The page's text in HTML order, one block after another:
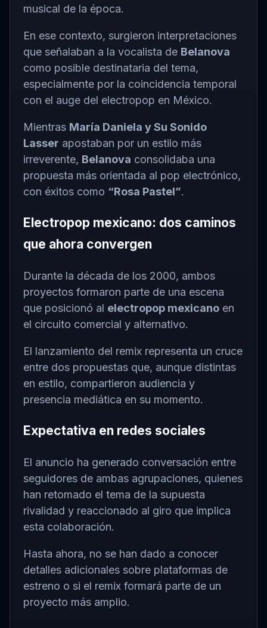
musical de la época.
En ese contexto, surgieron interpretaciones
que señalaban a la vocalista de Belanova
como posible destinataria del tema,
especialmente por la coincidencia temporal
con el auge del electropop en México.
Mientras María Daniela y Su Sonido
Lasser apostaban por un estilo más
irreverente, Belanova consolidaba una
propuesta más orientada al pop electrónico,
con éxitos como “Rosa Pastel”.
Electropop mexicano: dos caminos
que ahora convergen
Durante la década de los 2000, ambos
proyectos formaron parte de una escena
que posicionó al electropop mexicano en
el circuito comercial y alternativo.
El lanzamiento del remix representa un cruce
entre dos propuestas que, aunque distintas
en estilo, compartieron audiencia y
presencia mediática en su momento.
Expectativa en redes sociales
El anuncio ha generado conversación entre
seguidores de ambas agrupaciones, quienes
han retomado el tema de la supuesta
rivalidad y reaccionado al giro que implica
esta colaboración.
Hasta ahora, no se han dado a conocer
detalles adicionales sobre plataformas de
estreno o si el remix formará parte de un
proyecto más amplio.